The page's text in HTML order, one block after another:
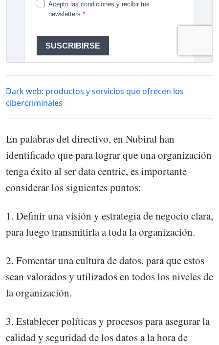
Dark web: productos y servicios que ofrecen los
cibercriminales
En palabras del directivo, en Nubiral han
identificado que para lograr que una organización
tenga éxito al ser data centric, es importante
considerar los siguientes puntos:
1. Definir una visión y estrategia de negocio clara,
para luego transmitirla a toda la organización.
2. Fomentar una cultura de datos, para que estos
sean valorados y utilizados en todos los niveles de
la organización.
3. Establecer políticas y procesos para asegurar la
calidad y seguridad de los datos a la hora de